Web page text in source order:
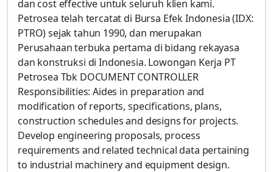
dan cost effective untuk seluruh klien kami.
Petrosea telah tercatat di Bursa Efek Indonesia (IDX:
PTRO) sejak tahun 1990, dan merupakan
Perusahaan terbuka pertama di bidang rekayasa
dan konstruksi di Indonesia. Lowongan Kerja PT
Petrosea Tbk DOCUMENT CONTROLLER
Responsibilities: Aides in preparation and
modification of reports, specifications, plans,
construction schedules and designs for projects.
Develop engineering proposals, process
requirements and related technical data pertaining
to industrial machinery and equipment design.